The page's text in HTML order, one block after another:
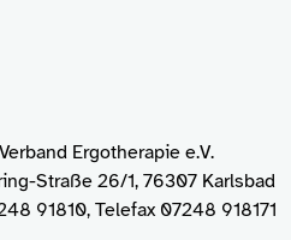
Ergotherapie e.V.
Straße 26/1, 76307 Karlsbad
91810, Telefax 07248 918171